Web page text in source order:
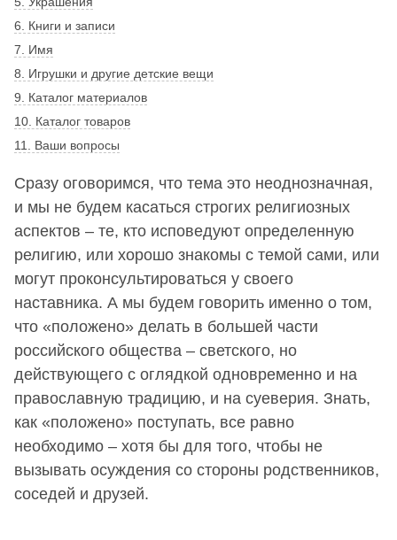
6. Книги и записи
7. Имя
8. Игрушки и другие детские вещи
9. Каталог материалов
10. Каталог товаров
11. Ваши вопросы
Сразу оговоримся, что тема это неоднозначная,
и мы не будем касаться строгих религиозных
аспектов – те, кто исповедуют определенную
религию, или хорошо знакомы с темой сами, или
могут проконсультироваться у своего
наставника. А мы будем говорить именно о том,
что «положено» делать в большей части
российского общества – светского, но
действующего с оглядкой одновременно и на
православную традицию, и на суеверия. Знать,
как «положено» поступать, все равно
необходимо – хотя бы для того, чтобы не
вызывать осуждения со стороны родственников,
соседей и друзей.